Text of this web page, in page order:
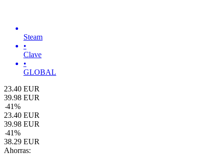
Steam
•
Clave
•
GLOBAL
23.40 EUR
39.98 EUR
-41%
23.40 EUR
39.98 EUR
-41%
38.29 EUR
Ahorras: